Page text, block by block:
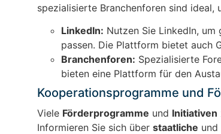
spezialisierte Branchenforen sind ideal,
LinkedIn: Nutzen Sie LinkedIn,
passen. Die Plattform bietet auch
Branchenforen: Spezialisierte
bieten eine Plattform für den
Kooperationsprogramme und
Viele Förderprogramme und Initiativen
Informieren Sie sich über staatliche und